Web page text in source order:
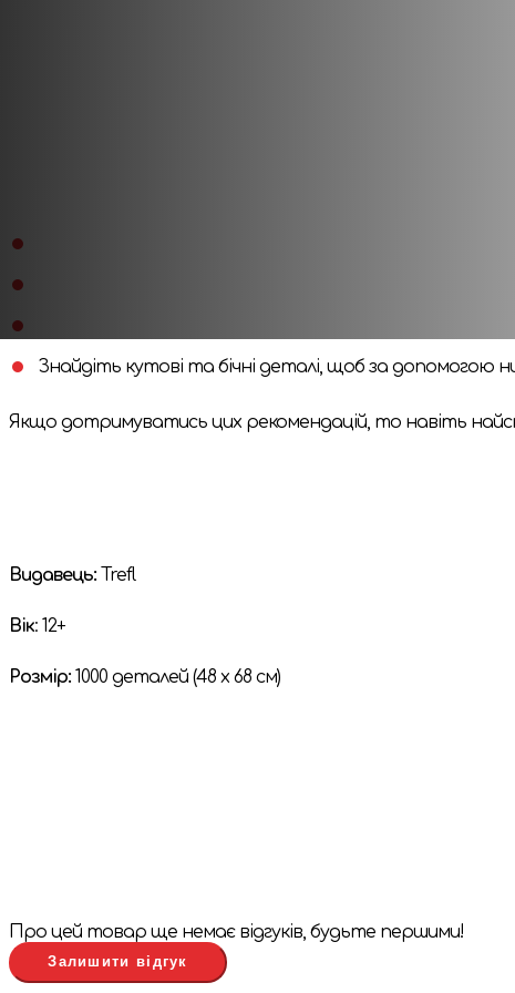
Знайдіть кутові та бічні деталі, щоб за допомогою
Якщо дотримуватись цих рекомендацій, то навіть
Видавець: Trefl
Вік: 12+
Розмір: 1000 деталей (48 х 68 см)
Про цей товар ще немає відгуків, будьте першими!
Залишити відгук